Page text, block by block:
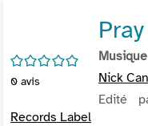
/5
0 avis
Nick
Edité
Records Label